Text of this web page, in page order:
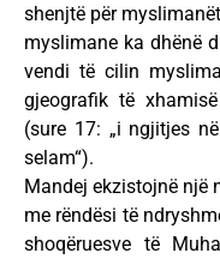
shenjtë për
myslimane ka dhënë
vendi të cilin
gjeografik të
(sure 17: „i ngjitjes
selam“).
Mandej ekzistojnë një
me rëndësi të
shoqëruesve të